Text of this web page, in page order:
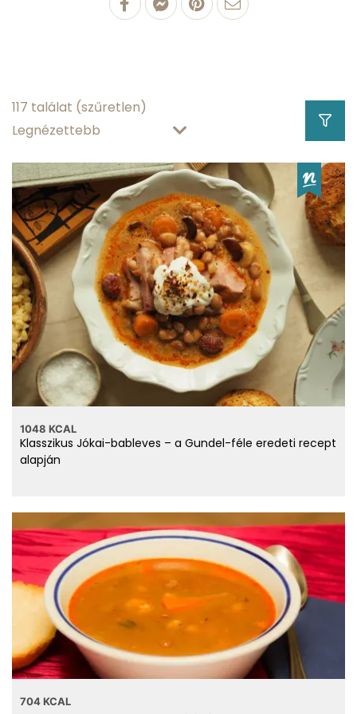
sertéscsülök
zsírtartalom
víztartalom 63.43 g
Hány kalória
gramm
füstölt sertéscsülök?
Top ásványi anyagok
Nátrium 988 mg
Foszfor 207 mg
Magnézium
117 találat (szűretlen)
1048 KCAL
Klasszikus Jókai-bableves – a Gundel-féle eredeti recept
alapján
704 KCAL